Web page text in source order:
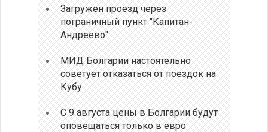
Загружен проезд через
пограничный пункт "Капитан-
Андреево"
МИД Болгарии настоятельно
советует отказаться от поездок на
Кубу
С 9 августа цены в Болгарии будут
оповещаться только в евро